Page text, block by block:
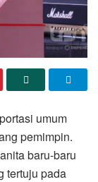
umum
pemimpin.
baru-baru
tertuju pada